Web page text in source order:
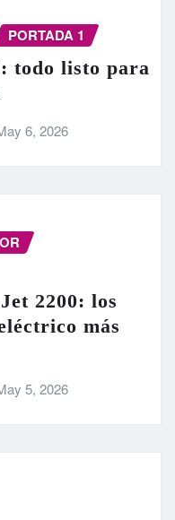
PORTADA 1
todo listo para
6, 2026
2200: los
más
5, 2026